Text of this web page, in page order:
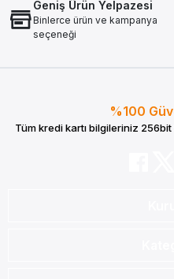
Geniş Ürün Yelpazesi
Binlerce ürün ve kampanya
seçeneği
%100
Tüm kredi kartı bilgileriniz